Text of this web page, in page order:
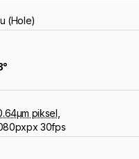
(Hole)
°
µm piksel
30fps